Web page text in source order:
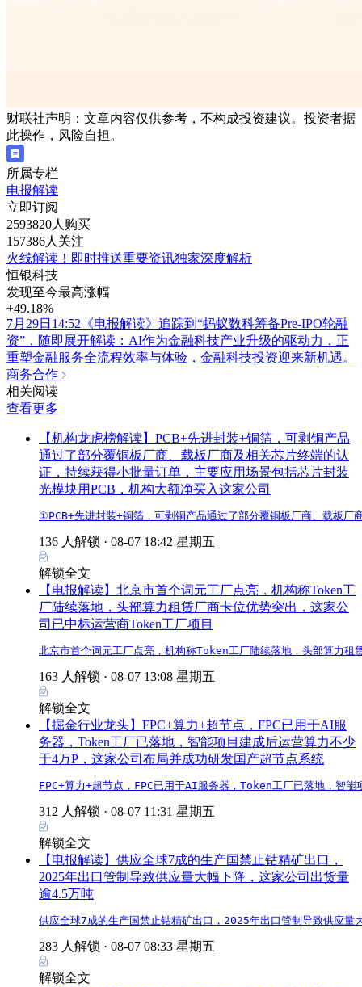
财联社声明：文章内容仅供参考，不构成投资建议。投资者据
此操作，风险自担。
所属专栏
电报解读
立即订阅
2593820人购买
157386人关注
火线解读！即时推送重要资讯独家深度解析
恒银科技
发现至今最高涨幅
+49.18%
7月29日14:52《电报解读》追踪到“蚂蚁数科筹备Pre-IPO轮融
资”，随即展开解读：AI作为金融科技产业升级的驱动力，正
重塑金融服务全流程效率与体验，金融科技投资迎来新机遇。
商务合作
相关阅读
查看更多
【机构龙虎榜解读】PCB+先进封装+铜箔，可剥铜产品
通过了部分覆铜板厂商、载板厂商及相关芯片终端的认
证，持续获得小批量订单，主要应用场景包括芯片封装
光模块用PCB，机构大额净买入这家公司
①PCB+先进封装+铜箔，可剥铜产品通过了部分覆铜板厂商、载板厂
136 人解锁 · 08-07 18:42 星期五
解锁全文
【电报解读】北京市首个词元工厂点亮，机构称Token工
厂陆续落地，头部算力租赁厂商卡位优势突出，这家公
司已中标运营商Token工厂项目
北京市首个词元工厂点亮，机构称Token工厂陆续落地，头部算力
163 人解锁 · 08-07 13:08 星期五
解锁全文
【掘金行业龙头】FPC+算力+超节点，FPC已用于AI服
务器，Token工厂已落地，智能项目建成后运营算力不少
于4万P，这家公司布局并成功研发国产超节点系统
FPC+算力+超节点，FPC已用于AI服务器，Token工厂已落地，智
312 人解锁 · 08-07 11:31 星期五
解锁全文
【电报解读】供应全球7成的生产国禁止钴精矿出口，
2025年出口管制导致供应量大幅下降，这家公司出货量
逾4.5万吨
供应全球7成的生产国禁止钴精矿出口，2025年出口管制导致供应
283 人解锁 · 08-07 08:33 星期五
解锁全文